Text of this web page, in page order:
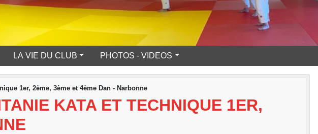
LA VIE DU CLUB PHOTOS - VIDEOS
1er, 2ème, 3ème et 4ème Dan - Narbonne
KATA ET TECHNIQUE 1ER,